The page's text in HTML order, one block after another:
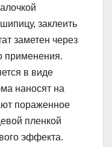
заклеить
заметен через
применения.
в виде
наносят на
пораженное
пленкой
эффекта.